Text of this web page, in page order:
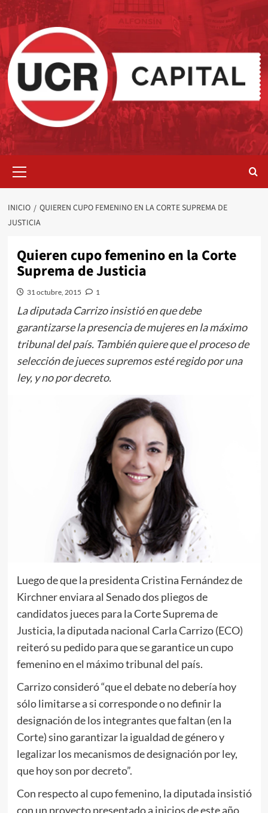
Saltar
al
contenido
primario
INICIO
QUIEREN CUPO FEMENINO EN LA CORTE SUPREMA DE
JUSTICIA
Quieren cupo femenino en la Corte
Suprema de Justicia
31 octubre, 2015 1
La diputada Carrizo insistió en que debe
garantizarse la presencia de mujeres en la máximo
tribunal del país. También quiere que el proceso de
selección de jueces supremos esté regido por una
ley, y no por decreto.
Luego de que la presidenta Cristina Fernández de
Kirchner enviara al Senado dos pliegos de
candidatos jueces para la Corte Suprema de
Justicia, la diputada nacional Carla Carrizo (ECO)
reiteró su pedido para que se garantice un cupo
femenino en el máximo tribunal del país.
Carrizo consideró “que el debate no debería hoy
sólo limitarse a si corresponde o no definir la
designación de los integrantes que faltan (en la
Corte) sino garantizar la igualdad de género y
legalizar los mecanismos de designación por ley,
que hoy son por decreto”.
Con respecto al cupo femenino, la diputada insistió
con un proyecto presentado a inicios de este año